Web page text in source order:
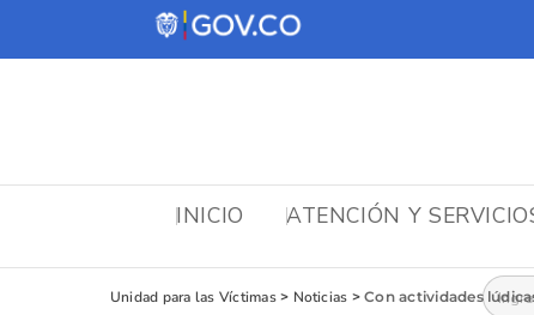
INICIO ATENCIÓN Y
Unidad para las Víctimas> Noticias >Con actividades